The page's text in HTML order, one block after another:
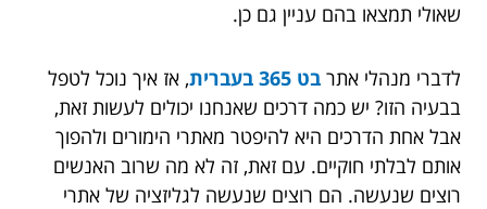
שאולי תמצאו בהם עניין גם כן.
לדברי מנהלי אתר בט 365 בעברית
, אז איך נוכל לטפל
בבעיה הזו? יש כמה דרכים שאנחנו יכולים לעשות זאת,
אבל אחת הדרכים היא להיפטר מאתרי הימורים ולהפוך
אותם לבלתי חוקיים. עם זאת, זה לא מה שרוב האנשים
רוצים שנעשה. הם רוצים שנעשה לגליזציה של אתרי